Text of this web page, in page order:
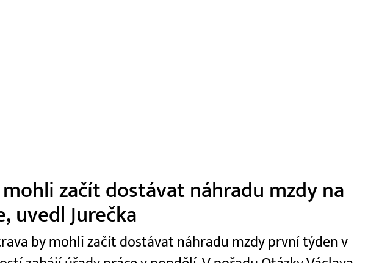
začít dostávat náhradu mzdy na
uvedl Jurečka
by mohli začít dostávat náhradu mzdy první týden v